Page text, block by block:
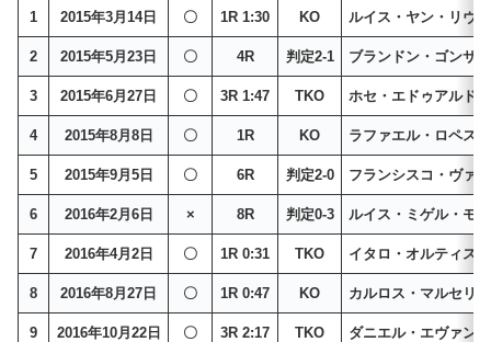
1 2015年3月14日 〇 1R 1:30 KO ルイス・ヤン・リヴ
2 2015年5月23日 〇 4R 判定2-1 ブランドン・ゴンサ
3 2015年6月27日 〇 3R 1:47 TKO ホセ・エドゥアルド
4 2015年8月8日 〇 1R KO ラファエル・ロペス
5 2015年9月5日 〇 6R 判定2-0 フランシスコ・ヴァ
6 2016年2月6日 × 8R 判定0-3 ルイス・ミゲル・モ
7 2016年4月2日 〇 1R 0:31 TKO イタロ・オルティス
8 2016年8月27日 〇 1R 0:47 KO カルロス・マルセリ
9 2016年10月22日 〇 3R 2:17 TKO ダニエル・エヴァン